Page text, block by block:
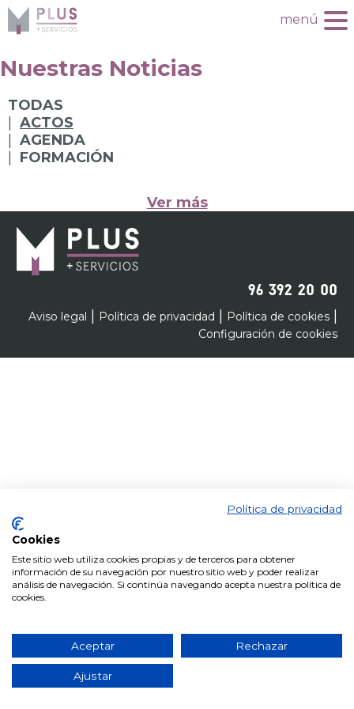
menú
Nuestras Noticias
TODAS
ACTOS
AGENDA
FORMACIÓN
Ver más
96 392 20 00
Aviso legal | Política de privacidad | Política de cookies|
Configuración de cookies
Política de privacidad
Cookies
Este sitio web utiliza cookies propias y de terceros para obtener
información de su navegación por nuestro sitio web y poder realizar
análisis de navegación. Si continúa navegando acepta nuestra política de
cookies.
Aceptar Rechazar
Ajustar